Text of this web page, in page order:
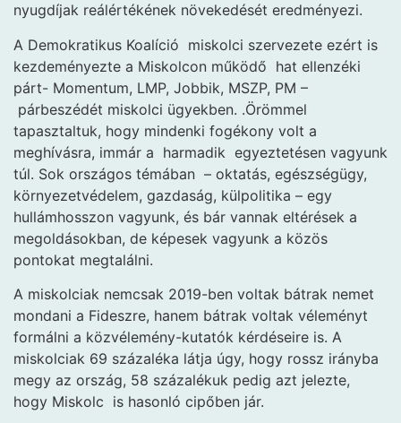
nyugdíjak reálértékének növekedését eredményezi.
A Demokratikus Koalíció miskolci szervezete ezért is
kezdeményezte a Miskolcon működő hat ellenzéki
párt- Momentum, LMP, Jobbik, MSZP, PM –
párbeszédét miskolci ügyekben. .Örömmel
tapasztaltuk, hogy mindenki fogékony volt a
meghívásra, immár a harmadik egyeztetésen vagyunk
túl. Sok országos témában – oktatás, egészségügy,
környezetvédelem, gazdaság, külpolitika – egy
hullámhosszon vagyunk, és bár vannak eltérések a
megoldásokban, de képesek vagyunk a közös
pontokat megtalálni.
A miskolciak nemcsak 2019-ben voltak bátrak nemet
mondani a Fideszre, hanem bátrak voltak véleményt
formálni a közvélemény-kutatók kérdéseire is. A
miskolciak 69 százaléka látja úgy, hogy rossz irányba
megy az ország, 58 százalékuk pedig azt jelezte,
hogy Miskolc is hasonló cipőben jár.